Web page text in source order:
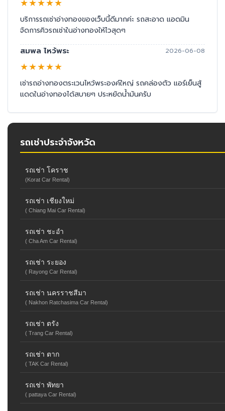
★★★★★
บริการรถเช่าอ่างทองของเว็บนี้ดีมากค่ะ รถสะอาด แอดมิน
จัดการคิวรถเช่าในอ่างทองให้ไวสุดๆ
สมพล ไหว้พระ 2026-06-08
★★★★★
เช่ารถอ่างทองตระเวนไหว้พระองค์ใหญ่ รถคล่องตัว แอร์เย็นสู้
แดดในอ่างทองได้สบายๆ ประหยัดน้ำมันครับ
รถเช่าประจำจังหวัด
รถเช่า โคราช
(Korat Car Rental)
รถเช่า เชียงใหม่
( Chiang Mai Car Rental)
รถเช่า ชะอำ
( Cha Am Car Rental)
รถเช่า ระยอง
( Rayong Car Rental)
รถเช่า นครราชสีมา
( Nakhon Ratchasima Car Rental)
รถเช่า ตรัง
( Trang Car Rental)
รถเช่า ตาก
( TAK Car Rental)
รถเช่า พัทยา
( pattaya Car Rental)